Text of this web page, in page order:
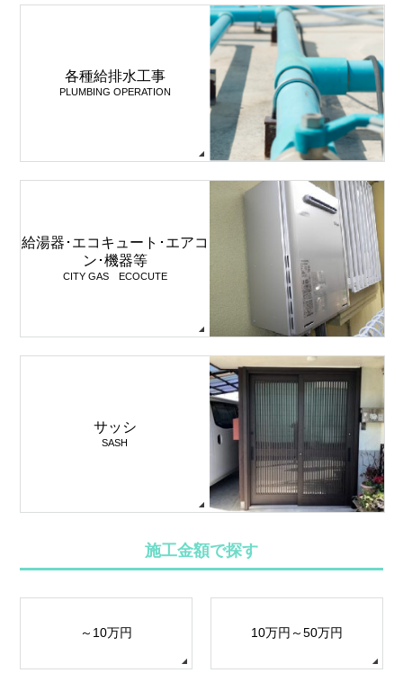
各種給排水工事
PLUMBING OPERATION
給湯器･エコキュート･エアコ
ン･機器等
CITY GAS ECOCUTE
サッシ
SASH
施工金額で探す
～10万円 10万円～50万円